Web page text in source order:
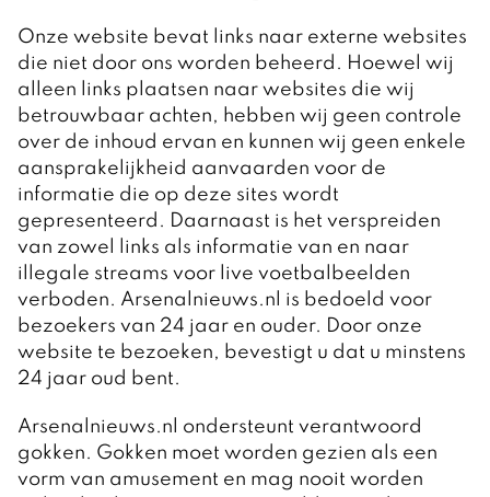
Onze website bevat links naar externe websites
die niet door ons worden beheerd. Hoewel wij
alleen links plaatsen naar websites die wij
betrouwbaar achten, hebben wij geen controle
over de inhoud ervan en kunnen wij geen enkele
aansprakelijkheid aanvaarden voor de
informatie die op deze sites wordt
gepresenteerd. Daarnaast is het verspreiden
van zowel links als informatie van en naar
illegale streams voor live voetbalbeelden
verboden. Arsenalnieuws.nl is bedoeld voor
bezoekers van 24 jaar en ouder. Door onze
website te bezoeken, bevestigt u dat u minstens
24 jaar oud bent.
Arsenalnieuws.nl ondersteunt verantwoord
gokken. Gokken moet worden gezien als een
vorm van amusement en mag nooit worden